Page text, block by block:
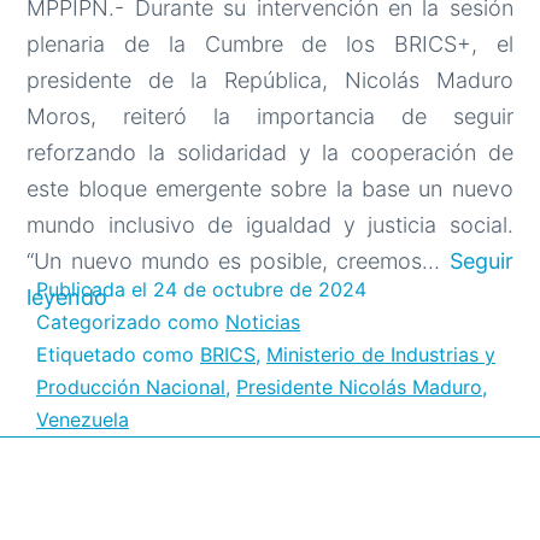
MPPIPN.- Durante su intervención en la sesión
plenaria de la Cumbre de los BRICS+, el
presidente de la República, Nicolás Maduro
Moros, reiteró la importancia de seguir
reforzando la solidaridad y la cooperación de
este bloque emergente sobre la base un nuevo
mundo inclusivo de igualdad y justicia social.
“Un nuevo mundo es posible, creemos… Seguir
leyendoPresidente
Maduro
sobre
los
BRICS:
Publicada el 24 de octubre de 2024
Categorizado como Noticias
Etiquetado como BRICS, Ministerio de Industrias y
Producción Nacional, Presidente Nicolás Maduro,
Venezuela